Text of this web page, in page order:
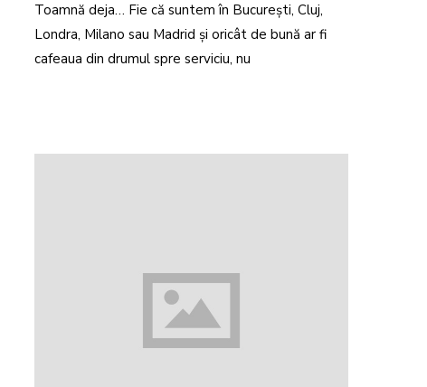
Toamnă deja… Fie că suntem în București, Cluj,
Londra, Milano sau Madrid și oricât de bună ar fi
cafeaua din drumul spre serviciu, nu